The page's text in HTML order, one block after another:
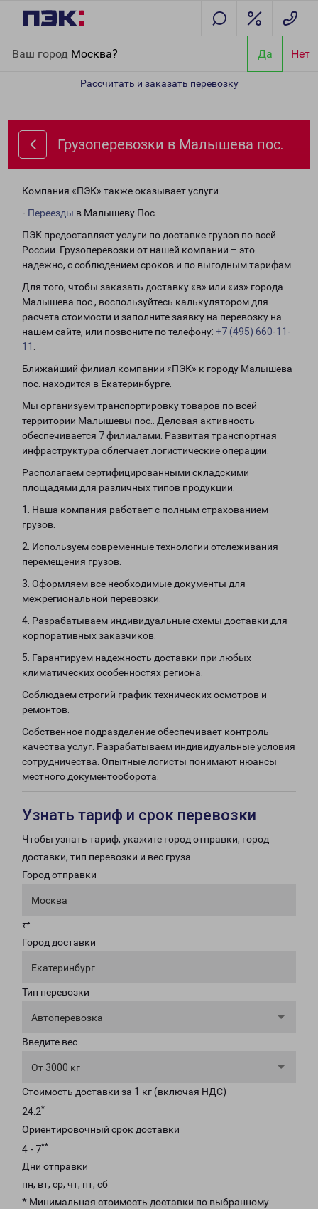
Ваш город Москва? Да Нет
Рассчитать и заказать перевозку
Грузоперевозки в Малышева пос.
Компания «ПЭК» также оказывает услуги:
- Переезды в Малышеву Пос.
ПЭК предоставляет услуги по доставке грузов по всей
России. Грузоперевозки от нашей компании – это
надежно, с соблюдением сроков и по выгодным тарифам.
Для того, чтобы заказать доставку «в» или «из» города
Малышева пос., воспользуйтесь калькулятором для
расчета стоимости и заполните заявку на перевозку на
нашем сайте, или позвоните по телефону: +7 (495) 660-11-
11
Ближайший филиал компании «ПЭК» к городу Малышева
пос. находится в Екатеринбурге.
Мы организуем транспортировку товаров по всей
территории Малышевы пос.. Деловая активность
обеспечивается 7 филиалами. Развитая транспортная
инфраструктура облегчает логистические операции.
Располагаем сертифицированными складскими
площадями для различных типов продукции.
1. Наша компания работает с полным страхованием
грузов.
2. Используем современные технологии отслеживания
перемещения грузов.
3. Оформляем все необходимые документы для
межрегиональной перевозки.
4. Разрабатываем индивидуальные схемы доставки для
корпоративных заказчиков.
5. Гарантируем надежность доставки при любых
климатических особенностях региона.
Соблюдаем строгий график технических осмотров и
ремонтов.
Собственное подразделение обеспечивает контроль
качества услуг. Разрабатываем индивидуальные условия
сотрудничества. Опытные логисты понимают нюансы
местного документооборота.
Узнать тариф и срок перевозки
Чтобы узнать тариф, укажите город отправки, город
доставки, тип перевозки и вес груза.
Город отправки
Москва
⇄
Город доставки
Екатеринбург
Тип перевозки
Автоперевозка
Введите вес
От 3000 кг
Стоимость доставки за 1 кг (включая НДС)
24.2*
Ориентировочный срок доставки
4 - 7**
Дни отправки
пн, вт, ср, чт, пт, сб
* Минимальная стоимость доставки по выбранному